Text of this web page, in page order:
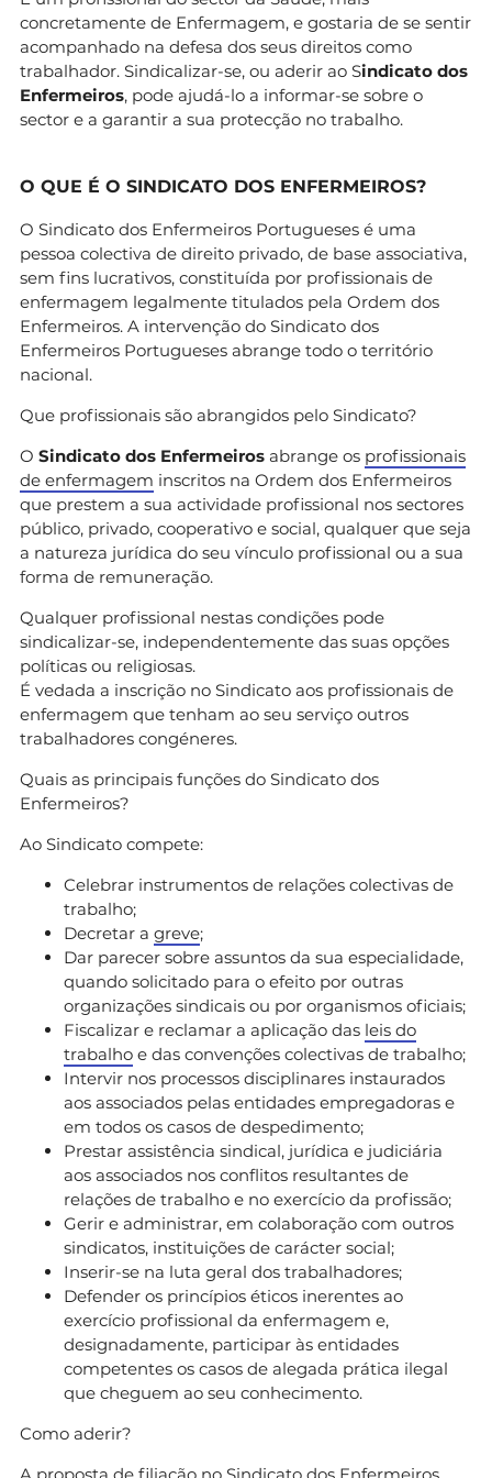
concretamente de Enfermagem, e gostaria de se sentir
acompanhado na defesa dos seus direitos como
trabalhador. Sindicalizar-se, ou aderir ao Sindicato dos
Enfermeiros, pode ajudá-lo a informar-se sobre o
sector e a garantir a sua protecção no trabalho.
O QUE É O SINDICATO DOS ENFERMEIROS?
O Sindicato dos Enfermeiros Portugueses é uma
pessoa colectiva de direito privado, de base associativa,
sem fins lucrativos, constituída por profissionais de
enfermagem legalmente titulados pela Ordem dos
Enfermeiros. A intervenção do Sindicato dos
Enfermeiros Portugueses abrange todo o território
nacional.
Que profissionais são abrangidos pelo Sindicato?
O Sindicato dos Enfermeiros abrange os profissionais
de enfermagem inscritos na Ordem dos Enfermeiros
que prestem a sua actividade profissional nos sectores
público, privado, cooperativo e social, qualquer que seja
a natureza jurídica do seu vínculo profissional ou a sua
forma de remuneração.
Qualquer profissional nestas condições pode
sindicalizar-se, independentemente das suas opções
políticas ou religiosas.
É vedada a inscrição no Sindicato aos profissionais de
enfermagem que tenham ao seu serviço outros
trabalhadores congéneres.
Quais as principais funções do Sindicato dos
Enfermeiros?
Ao Sindicato compete:
Celebrar instrumentos de relações colectivas de
trabalho;
Decretar a greve;
Dar parecer sobre assuntos da sua especialidade,
quando solicitado para o efeito por outras
organizações sindicais ou por organismos oficiais;
Fiscalizar e reclamar a aplicação das leis do
trabalho e das convenções colectivas de trabalho;
Intervir nos processos disciplinares instaurados
aos associados pelas entidades empregadoras e
em todos os casos de despedimento;
Prestar assistência sindical, jurídica e judiciária
aos associados nos conflitos resultantes de
relações de trabalho e no exercício da profissão;
Gerir e administrar, em colaboração com outros
sindicatos, instituições de carácter social;
Inserir-se na luta geral dos trabalhadores;
Defender os princípios éticos inerentes ao
exercício profissional da enfermagem e,
designadamente, participar às entidades
competentes os casos de alegada prática ilegal
que cheguem ao seu conhecimento.
Como aderir?
A proposta de filiação no Sindicato dos Enfermeiros